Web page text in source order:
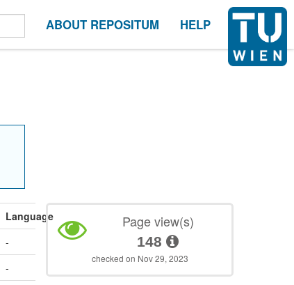
ABOUT REPOSITUM HELP
Language
-
-
Page view(s)
148
checked on Nov 29, 2023